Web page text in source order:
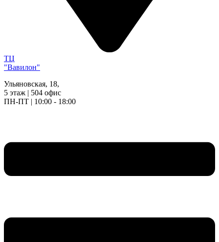
ТЦ
"Вавилон"
Ульяновская, 18,
5 этаж | 504 офис
ПН-ПТ | 10:00 - 18:00